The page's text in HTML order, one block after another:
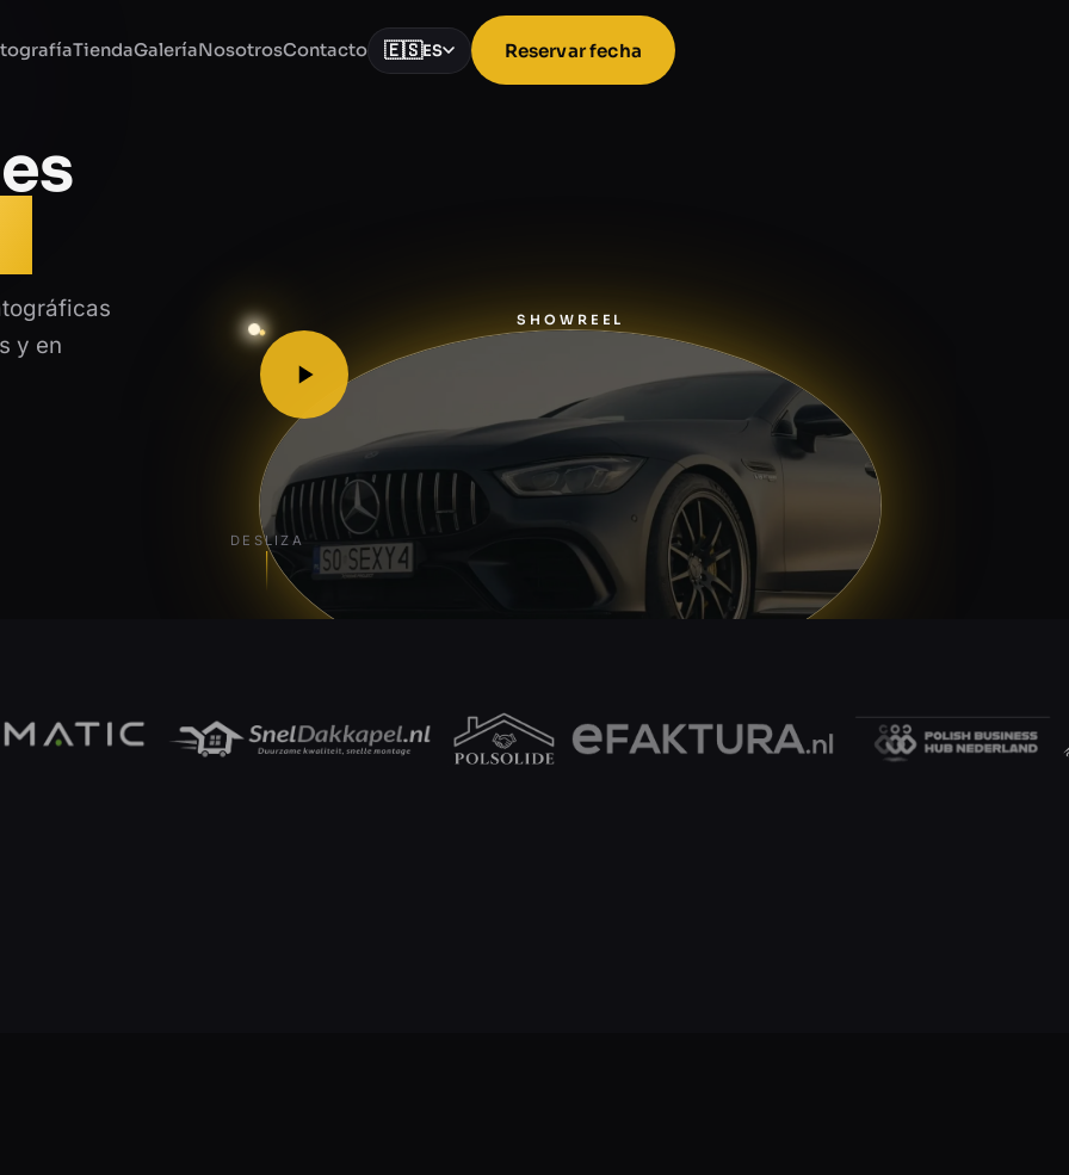
TiendaGaleríaNosotrosContacto 🇪🇸ES Reservar fecha
y en
SHOWREEL
DESLIZA